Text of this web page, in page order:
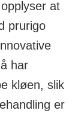
som
at
prurigo
har
kløen, slik
er